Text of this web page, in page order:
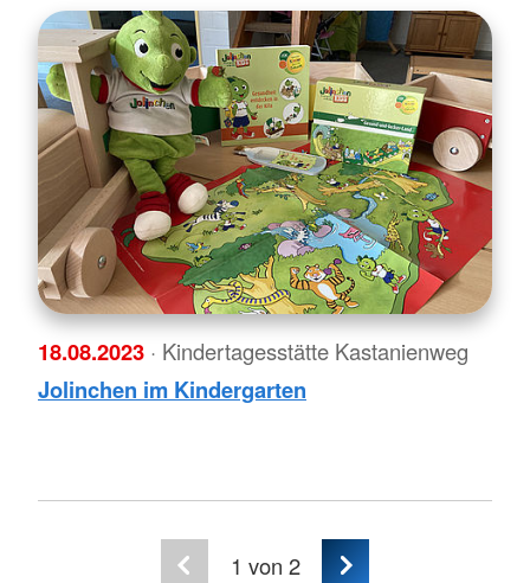
18.08.2023 · Kindertagesstätte Kastanienweg
Jolinchen im Kindergarten
1 von 2